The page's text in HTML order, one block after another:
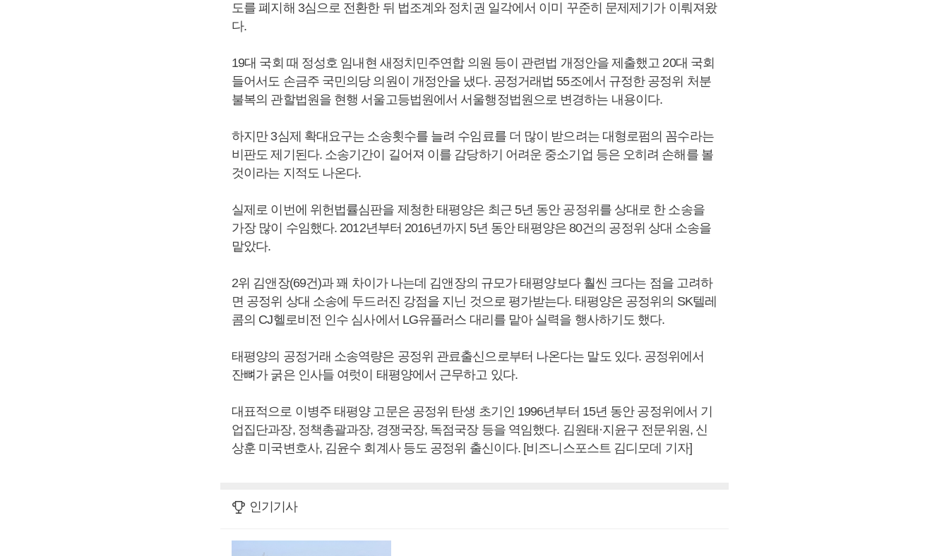
도를 폐지해 3심으로 전환한 뒤 법조계와 정치권 일각에서 이미 꾸준히 문제제기가 이뤄져왔
다.
19대 국회 때 정성호 임내현 새정치민주연합 의원 등이 관련법 개정안을 제출했고 20대 국회
들어서도 손금주 국민의당 의원이 개정안을 냈다. 공정거래법 55조에서 규정한 공정위 처분
불복의 관할법원을 현행 서울고등법원에서 서울행정법원으로 변경하는 내용이다.
하지만 3심제 확대요구는 소송횟수를 늘려 수임료를 더 많이 받으려는 대형로펌의 꼼수라는
비판도 제기된다. 소송기간이 길어져 이를 감당하기 어려운 중소기업 등은 오히려 손해를 볼
것이라는 지적도 나온다.
실제로 이번에 위헌법률심판을 제청한 태평양은 최근 5년 동안 공정위를 상대로 한 소송을
가장 많이 수임했다. 2012년부터 2016년까지 5년 동안 태평양은 80건의 공정위 상대 소송을
맡았다.
2위 김앤장(69건)과 꽤 차이가 나는데 김앤장의 규모가 태평양보다 훨씬 크다는 점을 고려하
면 공정위 상대 소송에 두드러진 강점을 지닌 것으로 평가받는다. 태평양은 공정위의 SK텔레
콤의 CJ헬로비전 인수 심사에서 LG유플러스 대리를 맡아 실력을 행사하기도 했다.
태평양의 공정거래 소송역량은 공정위 관료출신으로부터 나온다는 말도 있다. 공정위에서
잔뼈가 굵은 인사들 여럿이 태평양에서 근무하고 있다.
대표적으로 이병주 태평양 고문은 공정위 탄생 초기인 1996년부터 15년 동안 공정위에서 기
업집단과장, 정책총괄과장, 경쟁국장, 독점국장 등을 역임했다. 김원태·지윤구 전문위원, 신
상훈 미국변호사, 김윤수 회계사 등도 공정위 출신이다. [비즈니스포스트 김디모데 기자]
인기기사